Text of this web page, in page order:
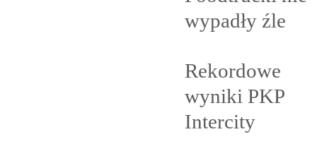
wypadły źle
Rekordowe
wyniki PKP
Intercity